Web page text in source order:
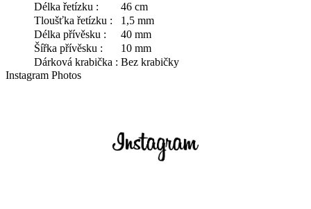
Délka řetízku :
46 cm
Tloušťka řetízku :
1,5 mm
Délka přívěsku :
40 mm
Šířka přívěsku :
10 mm
Dárková krabička : Bez krabičky
Instagram Photos